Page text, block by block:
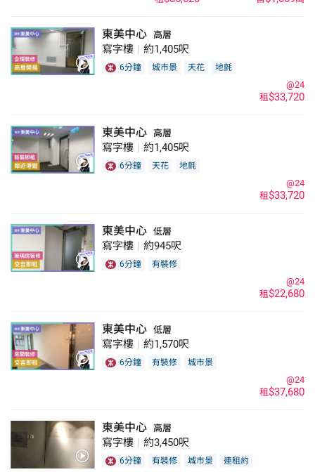
東美中心 高層
寫字樓 約1,405呎
6分鐘 城市景 天花 地氈
租$33,720
@24
東美中心 高層
寫字樓 約1,405呎
6分鐘 天花 地氈
租$33,720
@24
東美中心 低層
寫字樓 約945呎
6分鐘 有裝修
租$22,680
@24
東美中心 低層
寫字樓 約1,570呎
6分鐘 有裝修 城市景
租$37,680
@24
東美中心 高層
寫字樓 約3,450呎
6分鐘 有裝修 城市景 連租約